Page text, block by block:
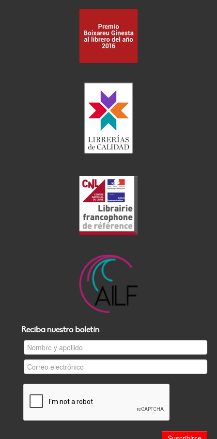
Reciba nuestro boletín